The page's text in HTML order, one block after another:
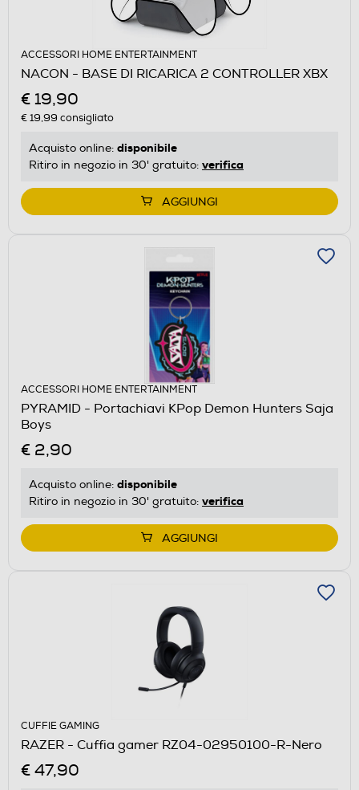
ACCESSORI HOME ENTERTAINMENT
NACON - BASE DI RICARICA 2 CONTROLLER XBX
€ 19,90
€ 19,99 consigliato
Acquisto online: disponibile
Ritiro in negozio in 30' gratuito: verifica
AGGIUNGI
ACCESSORI HOME ENTERTAINMENT
PYRAMID - Portachiavi KPop Demon Hunters Saja
Boys
€ 2,90
Acquisto online: disponibile
Ritiro in negozio in 30' gratuito: verifica
AGGIUNGI
CUFFIE GAMING
RAZER - Cuffia gamer RZ04-02950100-R-Nero
€ 47,90